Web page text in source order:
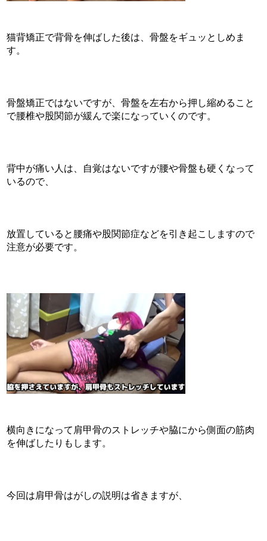
猫背矯正で背骨を伸ばした後は、骨盤をギュッとしめま
す。
骨盤矯正ではないですが、骨盤を左右から押し縮めること
で腰椎や股関節が緩んで楽になっていくのです。
背中が痛い人は、自覚はないですが腰や骨盤も硬くなって
いるので、
放置していると腰痛や股関節症などを引き起こしますので
注意が必要です。
横向きになって肩甲骨のストレッチや脇にから側面の筋肉
を伸ばしたりもします。
今回は肩甲骨はがしの説明は省きますが、